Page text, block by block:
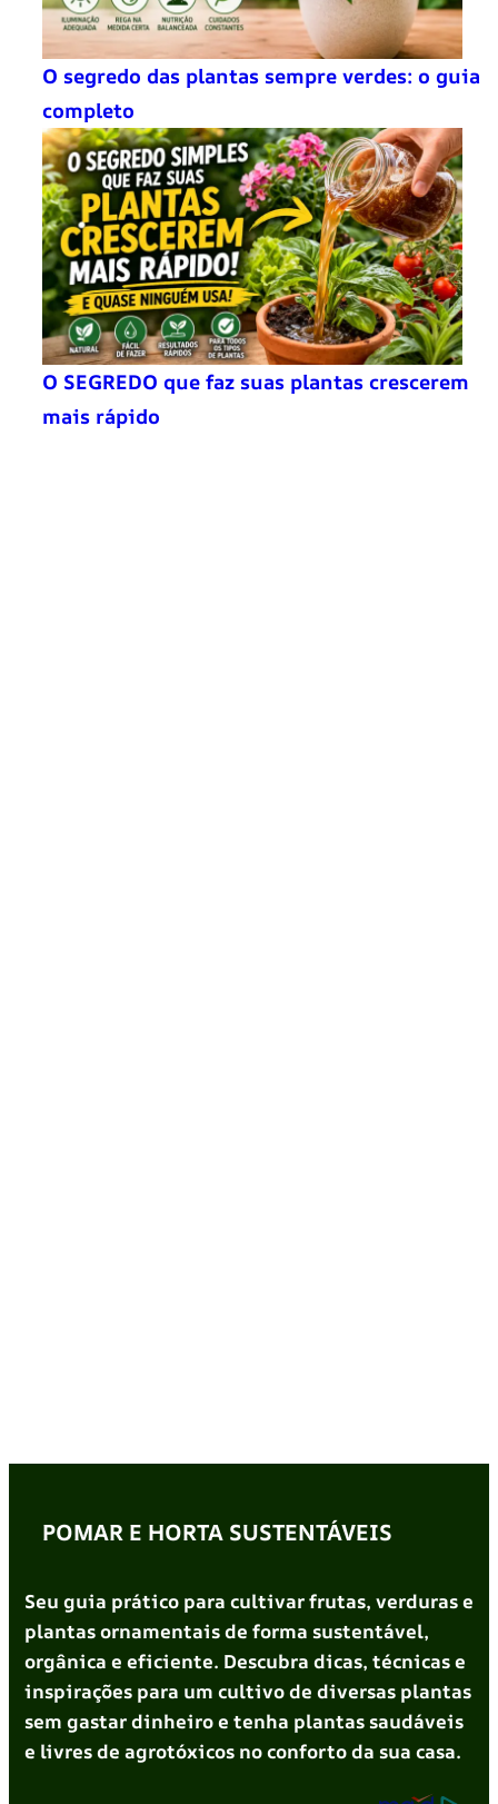
O segredo das plantas sempre verdes: o guia
completo
O SEGREDO que faz suas plantas crescerem
mais rápido
POMAR E HORTA SUSTENTÁVEIS
Seu guia prático para cultivar frutas, verduras e
plantas ornamentais de forma sustentável,
orgânica e eficiente. Descubra dicas, técnicas e
inspirações para um cultivo de diversas plantas
sem gastar dinheiro e tenha plantas saudáveis
e livres de agrotóxicos no conforto da sua casa.